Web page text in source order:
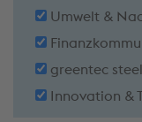
Umwelt &
greentec steel
Innovation &